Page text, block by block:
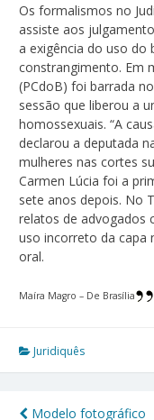
Os formalismos no
assiste aos
a exigência do uso do
constrangimento. Em
(PCdoB) foi barrada
sessão que liberou a
homossexuais. “A
declarou a deputada
mulheres nas cortes
Carmen Lúcia foi a
sete anos depois. No
relatos de advogados
uso incorreto da capa
oral.
Maíra Magro – De Brasília
Juridiquês
Modelo fotográfico